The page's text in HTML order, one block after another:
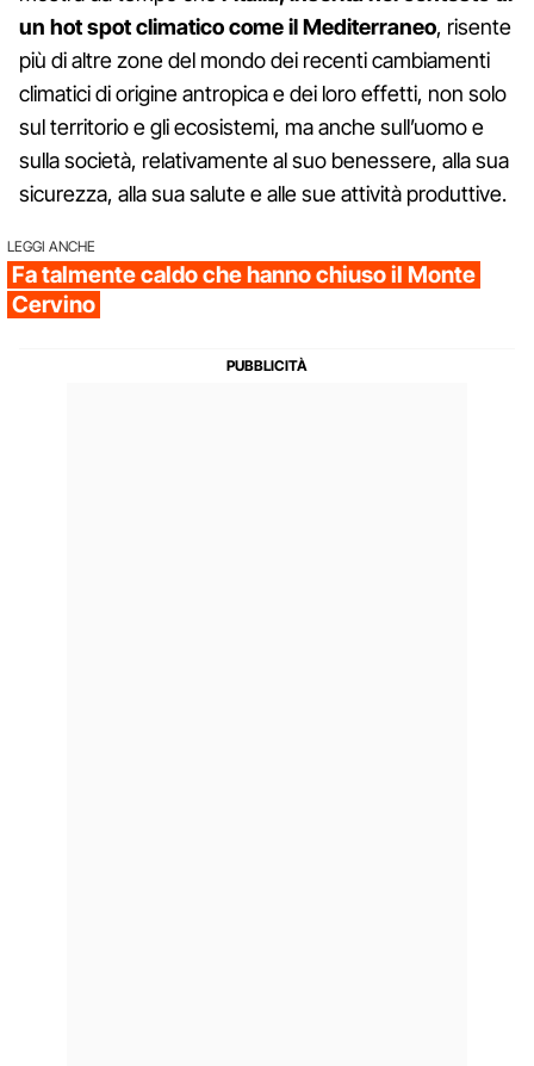
un hot spot climatico come il Mediterraneo, risente
più di altre zone del mondo dei recenti cambiamenti
climatici di origine antropica e dei loro effetti, non solo
sul territorio e gli ecosistemi, ma anche sull’uomo e
sulla società, relativamente al suo benessere, alla sua
sicurezza, alla sua salute e alle sue attività produttive.
LEGGI ANCHE
Fa talmente caldo che hanno chiuso il Monte
Cervino